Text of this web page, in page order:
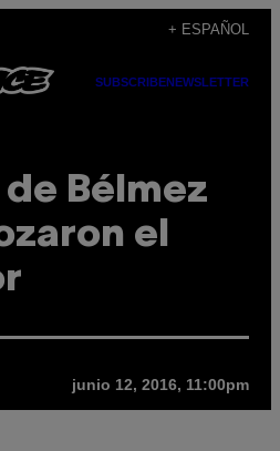
+ ESPAÑOL
SUBSCRIBENEWSLETTER
de Bélmez
el
junio 12, 2016, 11:00pm